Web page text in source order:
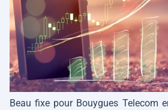
Beau fixe pour Bouygues Telecom